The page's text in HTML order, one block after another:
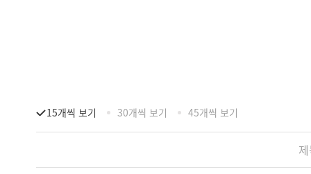
15개씩 보기 30개씩 보기 45개씩 보기